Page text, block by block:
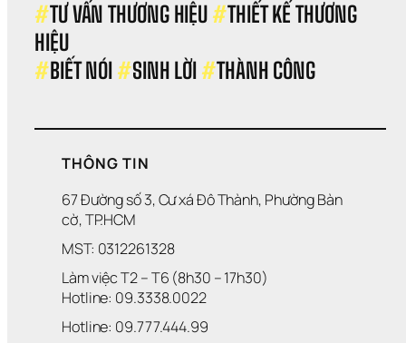
#TƯ VẤN THƯƠNG HIỆU #THIẾT KẾ THƯƠNG
HIỆU
#BIẾT NÓI #SINH LỜI #THÀNH CÔNG
THÔNG TIN
67 Đường số 3, Cư xá Đô Thành, Phường Bàn
cờ, TP.HCM
MST: 0312261328
Làm việc T2 – T6 (8h30 – 17h30)
Hotline: 09.3338.0022
Hotline: 09.777.444.99